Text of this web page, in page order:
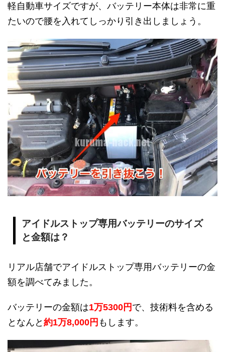
軽自動車サイズですが、バッテリー本体は非常に重
たいので腰を入れてしっかり引き出しましょう。
アイドルストップ専用バッテリーのサイズ
と金額は？
リアル店舗でアイドルストップ専用バッテリーの金
額を調べてみました。
バッテリーの金額は1万5300円 で、技術料を含める
となんと 約1万8,000円 もします。